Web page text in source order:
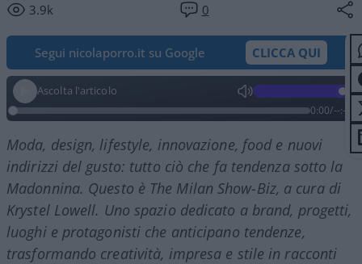
3.9k
0
Segui nicolaporro.it su Google CLICCA QUI
Ascolta l'articolo
0:00/--:--
Moda, design, lifestyle, innovazione, food e nuovi
indirizzi del gusto: tutto ciò che fa tendenza sotto la
Madonnina. Questo è The Milan Show-Biz, a cura di
Krystel Lowell. Uno spazio dedicato a brand, progetti,
luoghi e protagonisti che anticipano tendenze,
trasformando creatività, impresa e stile in racconti